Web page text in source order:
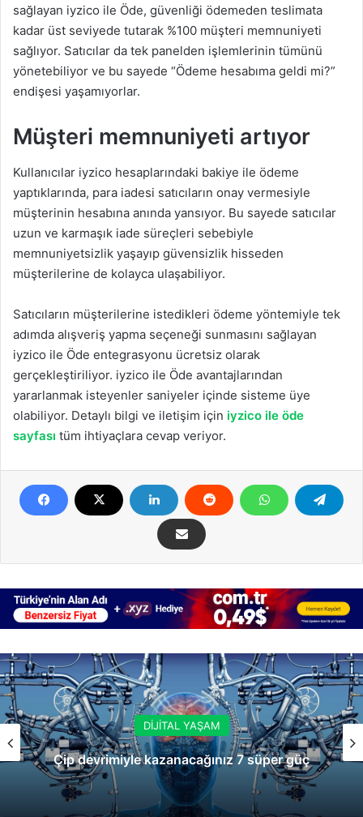
sağlayan iyzico ile Öde, güvenliği ödemeden teslimata
kadar üst seviyede tutarak %100 müşteri memnuniyeti
sağlıyor. Satıcılar da tek panelden işlemlerinin tümünü
yönetebiliyor ve bu sayede “Ödeme hesabıma geldi mi?”
endişesi yaşamıyorlar.
Müşteri memnuniyeti artıyor
Kullanıcılar iyzico hesaplarındaki bakiye ile ödeme
yaptıklarında, para iadesi satıcıların onay vermesiyle
müşterinin hesabına anında yansıyor. Bu sayede satıcılar
uzun ve karmaşık iade süreçleri sebebiyle
memnuniyetsizlik yaşayıp güvensizlik hisseden
müşterilerine de kolayca ulaşabiliyor.
Satıcıların müşterilerine istedikleri ödeme yöntemiyle tek
adımda alışveriş yapma seçeneği sunmasını sağlayan
iyzico ile Öde entegrasyonu ücretsiz olarak
gerçekleştiriliyor. iyzico ile Öde avantajlarından
yararlanmak isteyenler saniyeler içinde sisteme üye
olabiliyor. Detaylı bilgi ve iletişim için iyzico ile öde
sayfası tüm ihtiyaçlara cevap veriyor.
DİJİTAL YAŞAM
Çip devrimiyle kazanacağınız 7 süper güç